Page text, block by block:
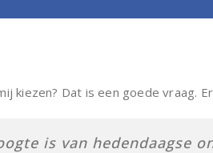
kiezen? Dat is een goede vraag.
is van hedendaagse